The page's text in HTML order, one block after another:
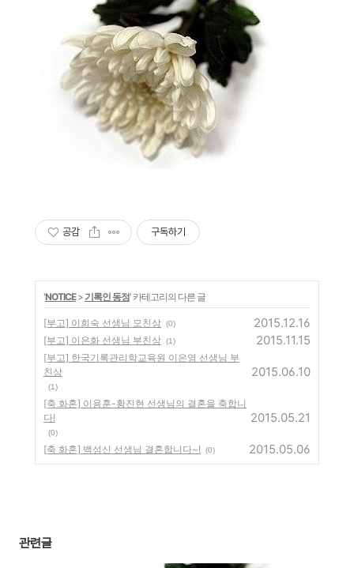
공감 구독하기
'NOTICE> 기록인 동정' 카테고리의 다른 글
[부고] 이희숙 선생님 모친상 (0) 2015.12.16
[부고] 이은화 선생님 부친상 (1) 2015.11.15
[부고] 한국기록관리학교육원 이은영 선생님 부
친상
(1)
2015.06.10
[축 화혼] 이용훈-황진현 선생님의 결혼을 축합니
다!
(0)
2015.05.21
[축 화혼] 백성신 선생님 결혼합니다~! (0) 2015.05.06
관련글